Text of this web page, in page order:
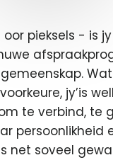
oor pieksels - is
jy’is
te verbind, te
persoonlikheid
net soveel